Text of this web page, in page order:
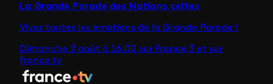
La Grande Parade des Nations celtes
Vivez toutes les émotions de la Grande Parade !
Dimanche 2 août à 16.00 sur France 3 et sur
france.tv